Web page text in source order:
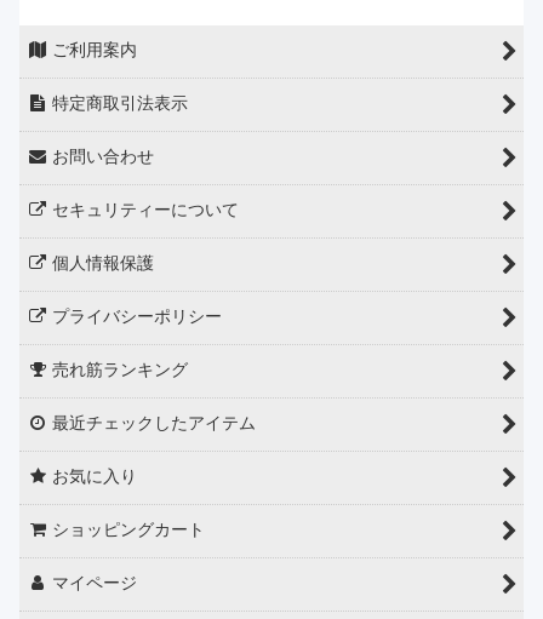
ご利用案内
特定商取引法表示
お問い合わせ
セキュリティーについて
個人情報保護
プライバシーポリシー
売れ筋ランキング
最近チェックしたアイテム
お気に入り
ショッピングカート
マイページ